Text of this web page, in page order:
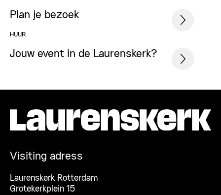
Plan je bezoek
HUUR
Jouw event in de Laurenskerk?
Visiting adress
Laurenskerk Rotterdam
Grotekerkplein 15